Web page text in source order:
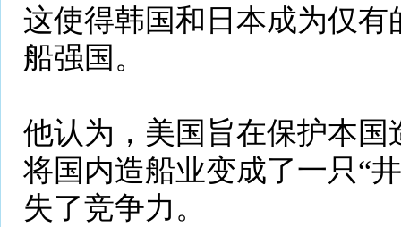
这使得韩国和日本成为仅
船强国。
他认为，美国旨在保护本
将国内造船业变成了一只“
失了竞争力。